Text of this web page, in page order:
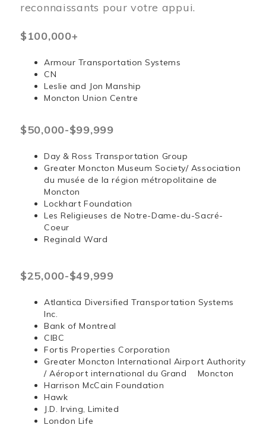
reconnaissants pour votre appui.
$100,000+
Armour Transportation Systems
CN
Leslie and Jon Manship
Moncton Union Centre
$50,000-$99,999
Day & Ross Transportation Group
Greater Moncton Museum Society/ Association
du musée de la région métropolitaine de
Moncton
Lockhart Foundation
Les Religieuses de Notre-Dame-du-Sacré-
Coeur
Reginald Ward
$25,000-$49,999
Atlantica Diversified Transportation Systems
Inc.
Bank of Montreal
CIBC
Fortis Properties Corporation
Greater Moncton International Airport Authority
/ Aéroport international du Grand Moncton
Harrison McCain Foundation
Hawk
J.D. Irving, Limited
London Life